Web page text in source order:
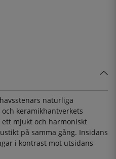
naturliga
keramikhantverkets
mjukt och harmoniskt
på samma gång. Insidans
i kontrast mot utsidans